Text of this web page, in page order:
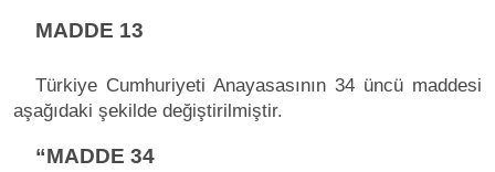
MADDE 13
Türkiye Cumhuriyeti Anayasasının 34 üncü maddesi
aşağıdaki şekilde değiştirilmiştir.
“MADDE 34